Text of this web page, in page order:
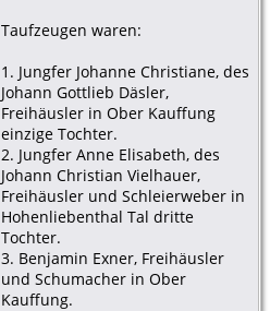
Taufzeugen waren:
1. Jungfer Johanne Christiane, des
Johann Gottlieb Däsler,
Freihäusler in Ober Kauffung
einzige Tochter.
2. Jungfer Anne Elisabeth, des
Johann Christian Vielhauer,
Freihäusler und Schleierweber in
Hohenliebenthal Tal dritte
Tochter.
3. Benjamin Exner, Freihäusler
und Schumacher in Ober
Kauffung.